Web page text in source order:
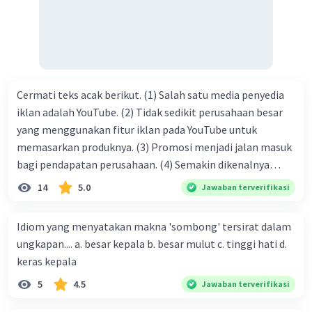
Cermati teks acak berikut. (1) Salah satu media penyedia
iklan adalah YouTube. (2) Tidak sedikit perusahaan besar
yang menggunakan fitur iklan pada YouTube untuk
memasarkan produknya. (3) Promosi menjadi jalan masuk
bagi pendapatan perusahaan. (4) Semakin dikenalnya
suatu produk oleh konsumen, semakin besar pula peluang
perusahaan kepada konsumen. Urutan yang tepat agar
menjadi teks eksposisi yang padu adalah .... A. (1)-(2)-(3)-
(4)-(5) B. (2)-(1)-(3)-(4)-(5) C. (3)-(1)-(2)-(5)-(4) D. (3)-(5)-
(4)-(1)-(2) E. (5)-(1)-(3)-(4)-(2)
14 5.0 Jawaban terverifikasi
Idiom yang menyatakan makna 'sombong' tersirat dalam
ungkapan.... a. besar kepala b. besar mulut c. tinggi hati d.
keras kepala
5 4.5 Jawaban terverifikasi